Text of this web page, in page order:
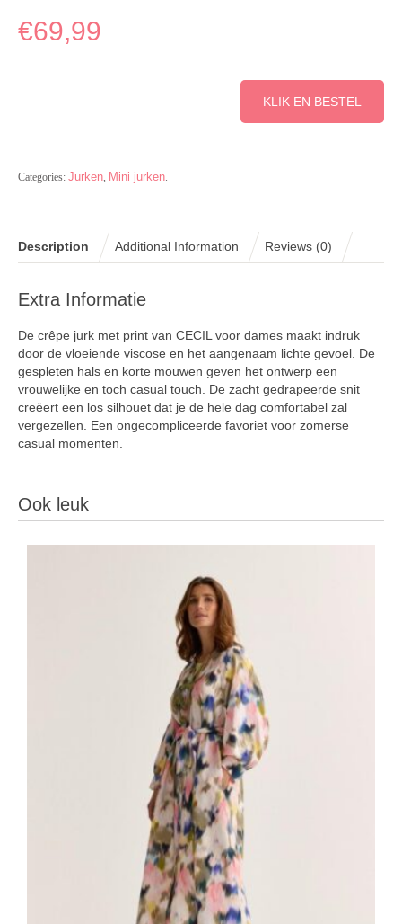
€69,99
KLIK EN BESTEL
Categories: Jurken Mini jurken
Description Additional Information Reviews (0)
Extra Informatie
De crêpe jurk met print van CECIL voor dames maakt indruk
door de vloeiende viscose en het aangenaam lichte gevoel. De
gespleten hals en korte mouwen geven het ontwerp een
vrouwelijke en toch casual touch. De zacht gedrapeerde snit
creëert een los silhouet dat je de hele dag comfortabel zal
vergezellen. Een ongecompliceerde favoriet voor zomerse
casual momenten.
Ook leuk